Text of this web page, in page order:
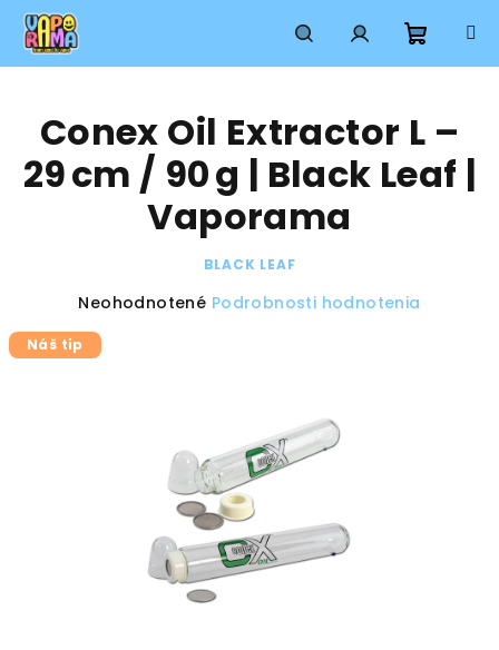
Prejsť
obsah
HľadaťPrihlásenie
košík
Conex Oil Extractor L –
29 cm / 90 g | Black Leaf |
Vaporama
BLACK LEAF
Priemerné
produktu
hviezdičiek.
Neohodnotené Podrobnosti hodnotenia
Náš tip